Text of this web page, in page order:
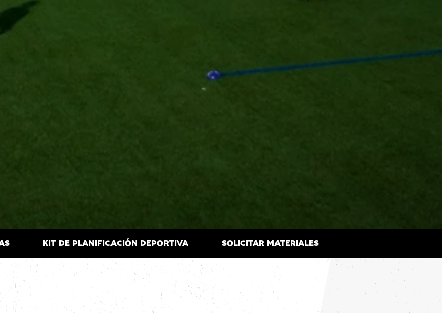
KIT DE PLANIFICACIÓN DEPORTIVA SOLICITAR MATERIALES